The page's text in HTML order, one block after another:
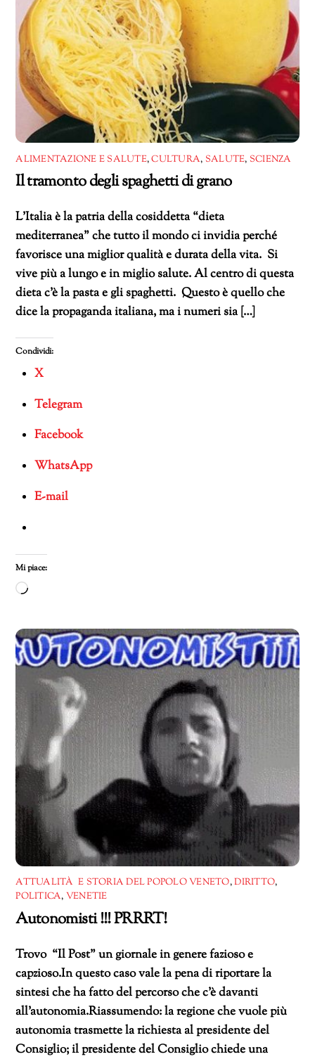
ALIMENTAZIONE E SALUTE,CULTURA, SALUTE, SCIENZA
Il tramonto degli spaghetti di grano
L’Italia è la patria della cosiddetta “dieta
mediterranea” che tutto il mondo ci invidia perché
favorisce una miglior qualità e durata della vita. Si
vive più a lungo e in miglio salute. Al centro di questa
dieta c’è la pasta e gli spaghetti. Questo è quello che
dice la propaganda italiana, ma i numeri sia […]
Condividi:
X
Telegram
Facebook
WhatsApp
E-mail
Mi piace:
Caricamento
corso…
ATTUALITÀ E STORIA DEL POPOLO VENETO,DIRITTO,
POLITICA, VENETIE
Autonomisti !!! PRRRT!
Trovo “Il Post” un giornale in genere fazioso e
capzioso.In questo caso vale la pena di riportare la
sintesi che ha fatto del percorso che c’è davanti
all’autonomia.Riassumendo: la regione che vuole più
autonomia trasmette la richiesta al presidente del
Consiglio; il presidente del Consiglio chiede una